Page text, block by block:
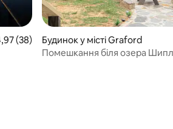
оцінка: 4,97 з 5, відгуки: 38
(38)
Будинок у місті Graford
Помешкання біля озера